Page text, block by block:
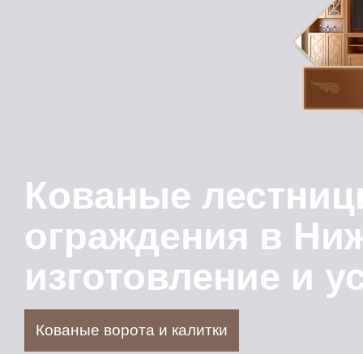
Кованые
ограждения в
изготовление и
Кованые ворота и калитки